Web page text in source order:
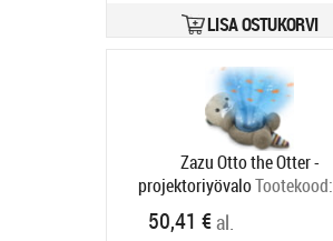
LISA OSTUKORVI
Zazu Otto the Otter -
projektoriyövaloTootekood:
OTTO-01
Tarneaeg 4-6 tp
50,41 €al.